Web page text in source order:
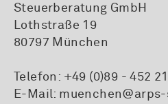
Steuerberatung GmbH
Lothstraße 19
80797 München
Telefon: +49 (0)89 - 452
E-Mail: